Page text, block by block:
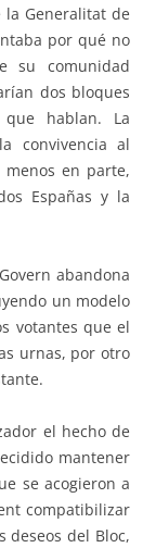
Generalitat de
por qué no
su comunidad
dos bloques
hablan. La
convivencia al
en parte,
Españas y la
abandona
un modelo
votantes que el
urnas, por otro
el hecho de
mantener
se acogieron a
compatibilizar
deseos del Bloc,